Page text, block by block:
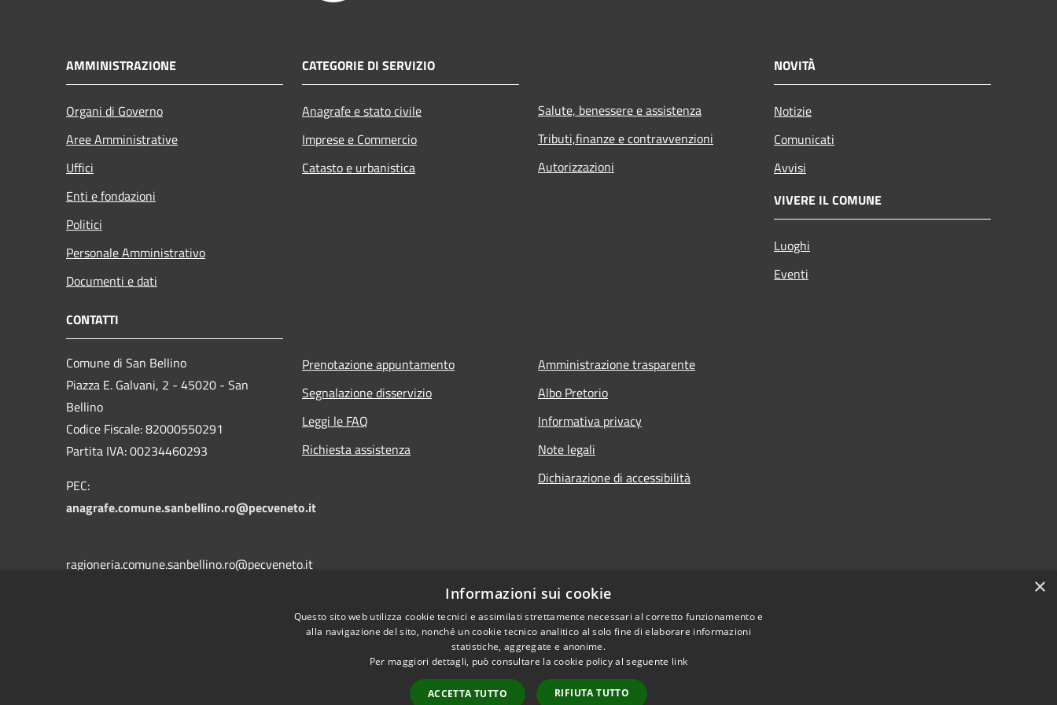
AMMINISTRAZIONE
Organi di Governo
Aree Amministrative
Uffici
Enti e fondazioni
Politici
Personale Amministrativo
Documenti e dati
CATEGORIE DI SERVIZIO
Anagrafe e stato civile
Imprese e Commercio
Catasto e urbanistica
Salute, benessere e assistenza
Tributi,finanze e contravvenzioni
Autorizzazioni
NOVITÀ
Notizie
Comunicati
Avvisi
VIVERE IL COMUNE
Luoghi
Eventi
CONTATTI
Comune di San Bellino
Piazza E. Galvani, 2 - 45020 - San
Bellino
Codice Fiscale: 82000550291
Partita IVA: 00234460293
PEC:
anagrafe.comune.sanbellino.ro@pecveneto.it
ragioneria.comune.sanbellino.ro@pecveneto.it
tecnico.comune.sanbellino.ro@pecveneto.it
Prenotazione appuntamento
Segnalazione disservizio
Leggi le FAQ
Richiesta assistenza
Amministrazione trasparente
Albo Pretorio
Informativa privacy
Note legali
Dichiarazione di accessibilità
×
Informazioni sui cookie
Questo sito web utilizza cookie tecnici e assimilati strettamente necessari al corretto funzionamento e
alla navigazione del sito, nonché un cookie tecnico analitico al solo fine di elaborare informazioni
statistiche, aggregate e anonime.
Per maggiori dettagli, può consultare la cookie policy al seguente link
ACCETTA TUTTO RIFIUTA TUTTO